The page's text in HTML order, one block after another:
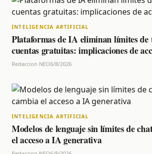
INTELIGENCIA ARTIFICIAL
Plataformas de IA eliminan límites de
cuentas gratuitas: implicaciones de
Redaccion NEO6/8/2026
INTELIGENCIA ARTIFICIAL
Modelos de lenguaje sin límites de
el acceso a IA generativa